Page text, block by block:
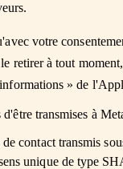
votre
retirer à tout
» de
transmises à
contact transmis
unique de type